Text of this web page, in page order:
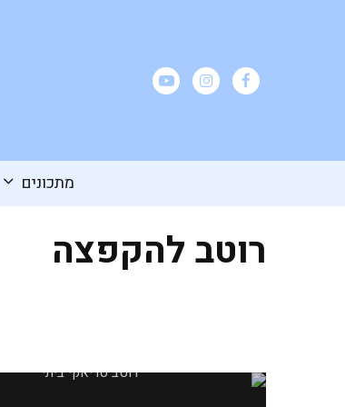
מתכונים
רוטב להקפצה